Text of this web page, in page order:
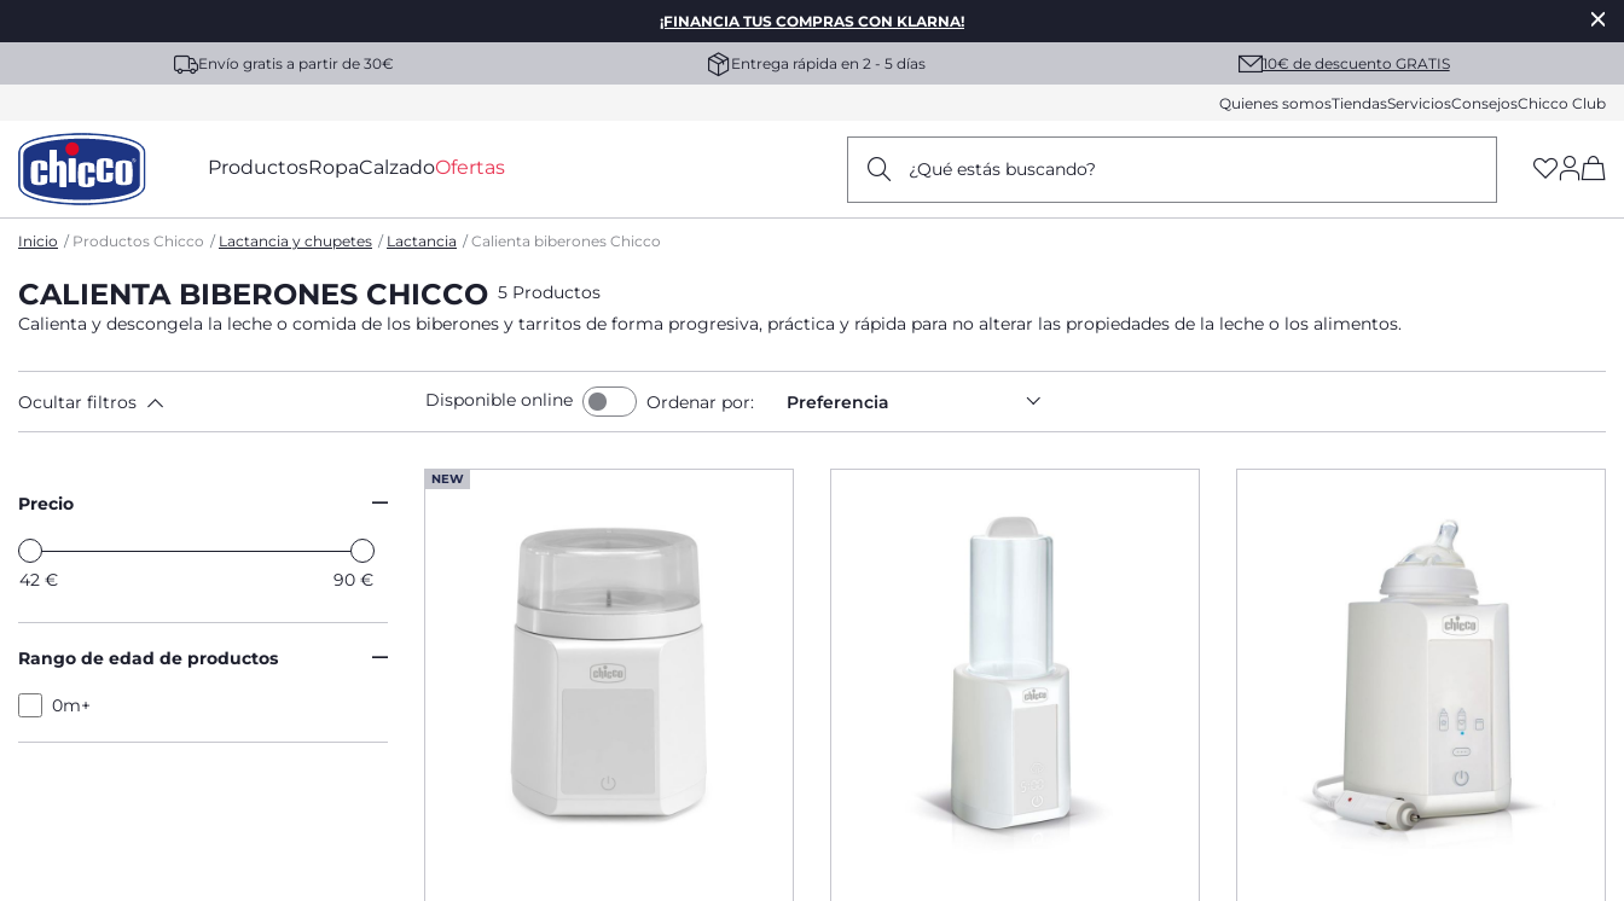
¡FINANCIA TUS COMPRAS CON KLARNA!
Envío gratis a partir de 30€ Entrega rápida en 2 - 5 días 10€ de descuento GRATIS
Quienes somosTiendasServiciosConsejosChicco Club
ProductosRopaCalzadoOfertas ¿Qué estás buscando?
Inicio Productos Chicco Lactancia y chupetes Lactancia Calienta biberones Chicco
CALIENTA BIBERONES CHICCO 5 Productos
Calienta y descongela la leche o comida de los biberones y tarritos de forma progresiva, práctica y rápida para no alterar las propiedades de la leche o los alimentos.
Ocultar filtros Disponible online Ordenar por: Preferencia
Precio
42 € 90 €
Rango de edad de productos
0m+
NEW